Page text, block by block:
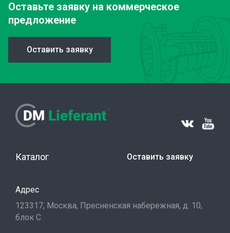
Оставьте заявку на коммерческое
предложение
Оставить заявку
Каталог Оставить заявку
Адрес
123317, Москва, Пресненская набережная, д. 10,
блок С